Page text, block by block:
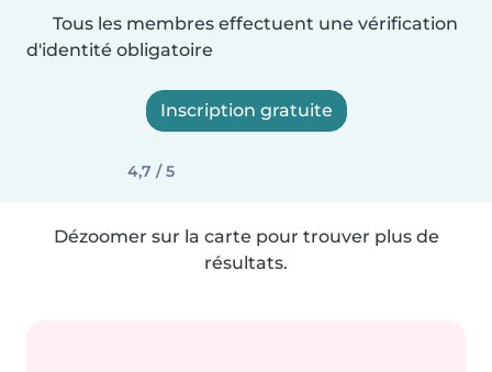
Tous les membres effectuent une vérification
d'identité obligatoire
Inscription gratuite
4,7 / 5
Dézoomer sur la carte pour trouver plus de
résultats.